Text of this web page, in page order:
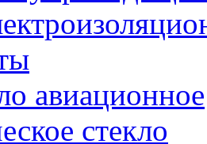
авиационное
стекло